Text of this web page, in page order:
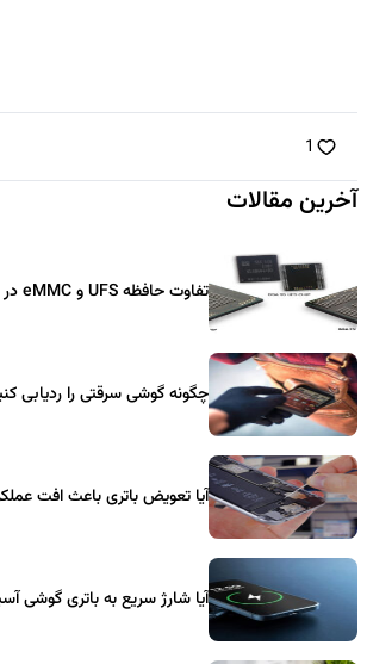
1
آخرین مقالات
تفاوت حافظه UFS و eMMC در گوشی‌ها
چگونه گوشی سرقتی را ردیابی
آیا تعویض باتری باعث افت
آیا شارژ سریع به باتری گوشی